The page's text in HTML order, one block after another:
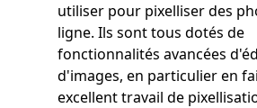
utiliser pour pixelliser des
ligne. Ils sont tous dotés de
fonctionnalités avancées
d'images, en particulier en
excellent travail de